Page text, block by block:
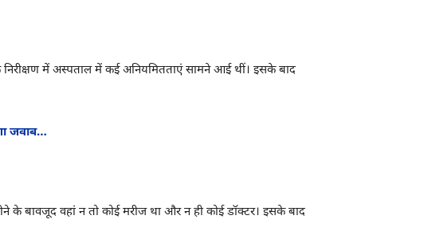
में अस्पताल में कई अनियमितताएं सामने आई थीं। इसके बाद
जवाब…
के बावजूद वहां न तो कोई मरीज था और न ही कोई डॉक्टर। इसके बाद